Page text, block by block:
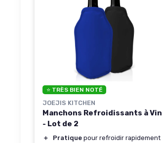
⭐ TRÈS BIEN NOTÉ
JOEJIS KITCHEN
Manchons Refroidissants à Vin
- Lot de 2
＋ Pratique pour refroidir rapidement